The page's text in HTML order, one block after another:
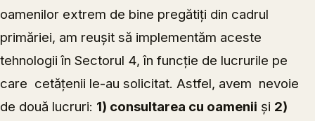
oamenilor extrem de bine pregătiți din cadrul
primăriei, am reușit să implementăm aceste
tehnologii în Sectorul 4, în funcție de lucrurile pe
care cetățenii le-au solicitat. Astfel, avem nevoie
de două lucruri: 1) consultarea cu oamenii și 2)